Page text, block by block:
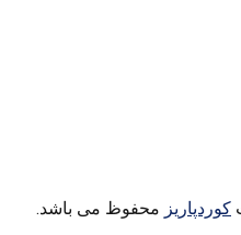
کوردپاریز محفوظ می باشد.